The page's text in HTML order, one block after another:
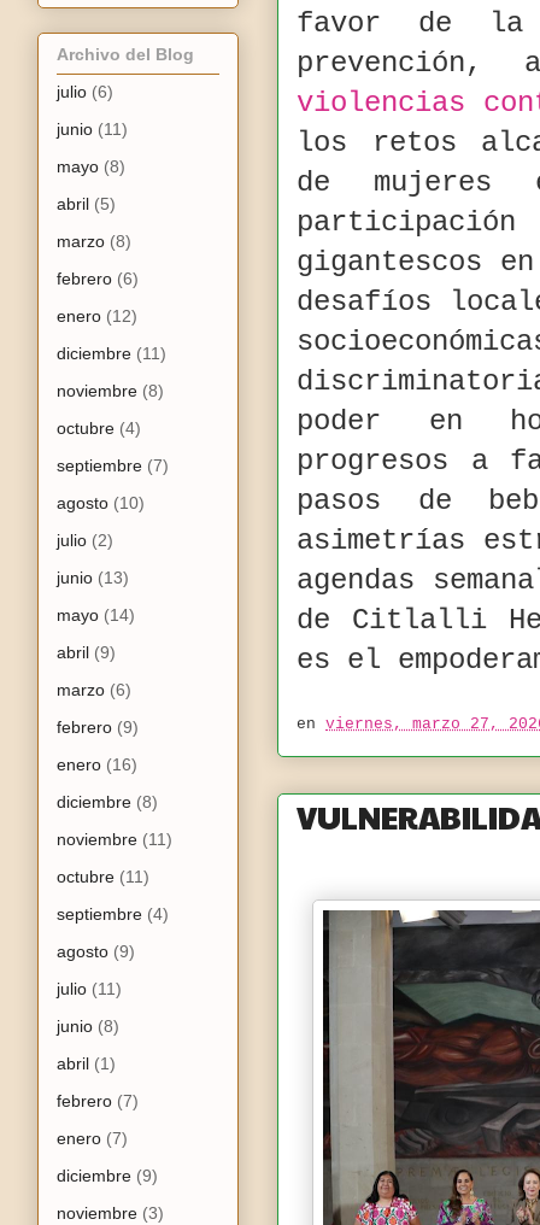
favor de
prevención,
violencias
los retos
de mujeres
gigantescos
desafíos
poder en
progresos a
pasos de
asimetrías
agendas
de Citlalli
es el
en viernes, marzo 27,
Archivo del Blog
julio (6)
junio (11)
mayo (8)
abril (5)
marzo (8)
febrero (6)
enero (12)
diciembre (11)
noviembre (8)
octubre (4)
septiembre (7)
agosto (10)
julio (2)
junio (13)
mayo (14)
abril (9)
marzo (6)
febrero (9)
enero (16)
diciembre (8)
noviembre (11)
octubre (11)
septiembre (4)
agosto (9)
julio (11)
junio (8)
abril (1)
febrero (7)
enero (7)
diciembre (9)
noviembre (3)